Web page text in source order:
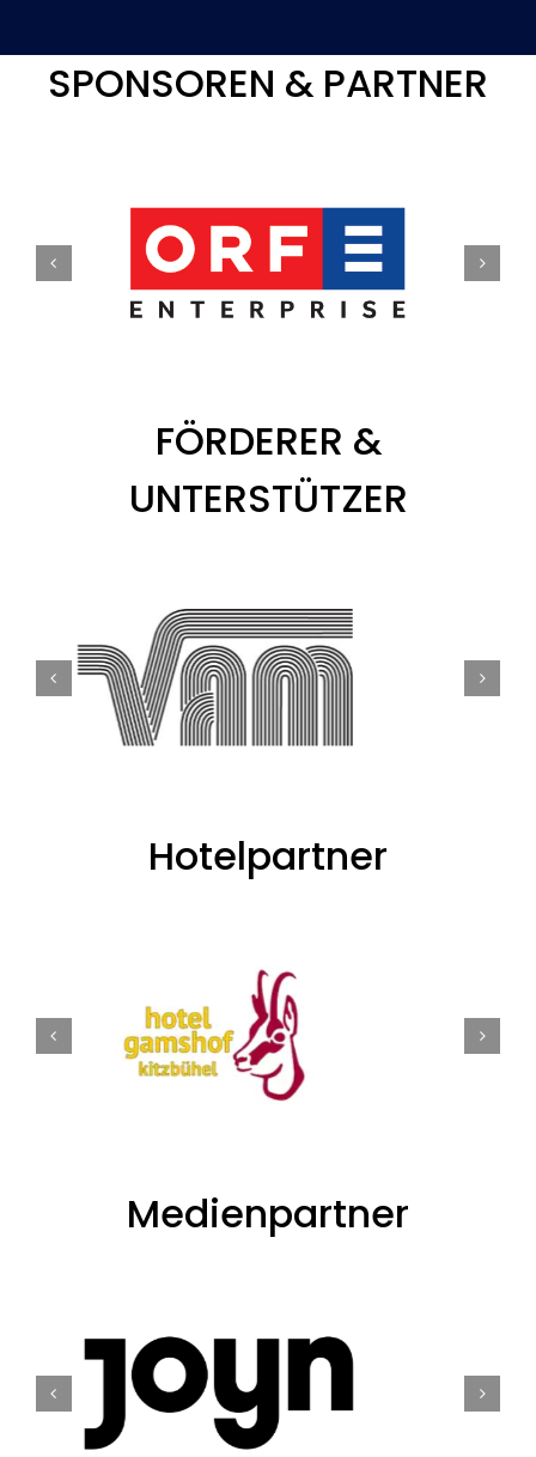
SPONSOREN & PARTNER
FÖRDERER &
UNTERSTÜTZER
Hotelpartner
Medienpartner